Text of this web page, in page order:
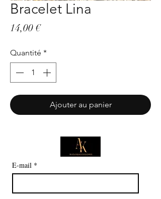
Bracelet Lina
14,00 €Prix
Quantité *
Ajouter au panier
E-mail *